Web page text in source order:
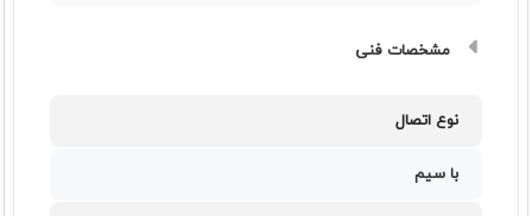
مشخصات فنی
نوع اتصال
با سیم